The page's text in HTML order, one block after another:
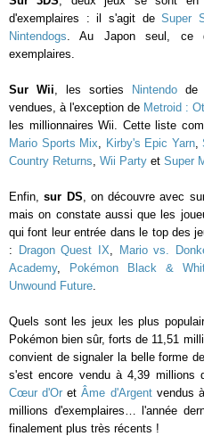
d'exemplaires : il s'agit deSuper
Nintendogs. Au Japon seul, ce
exemplaires.
Sur Wii, les sorties Nintendo de
vendues, à l'exception de Metroid :
les millionnaires Wii. Cette liste
Mario Sports Mix, Kirby's Epic Yarn,
Country Returns, Wii Party et Super
Enfin,sur DS, on découvre avec
mais on constate aussi que les
qui font leur entrée dans le top des
:
Dragon Quest IX, Mario vs.
Academy, Pokémon Black &
Unwound Future.
Quels sont les jeux les plus
Pokémon bien sûr, forts de 11,51
convient de signaler la belle forme de
s'est encore vendu à 4,39 millions
Cœur d'OretÂme d'Argent vendus
millions d'exemplaires… l'année
finalement plus très récents !